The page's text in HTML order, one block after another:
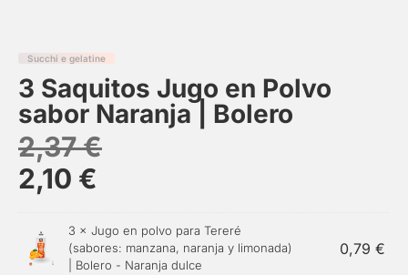
Succhi e gelatine
3 Saquitos Jugo en Polvo
sabor Naranja | Bolero
2,37€
2,10 €
3 × Jugo en polvo para Tereré
(sabores: manzana, naranja y limonada)
| Bolero - Naranja dulce
0,79 €